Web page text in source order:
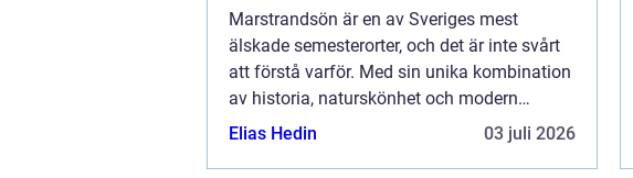
Marstrandsön är en av Sveriges mest
älskade semesterorter, och det är inte svårt
att förstå varför. Med sin unika kombination
av historia, naturskönhet och modern
komfort, erbjuder denna ö en perfek...
Elias Hedin 03 juli 2026